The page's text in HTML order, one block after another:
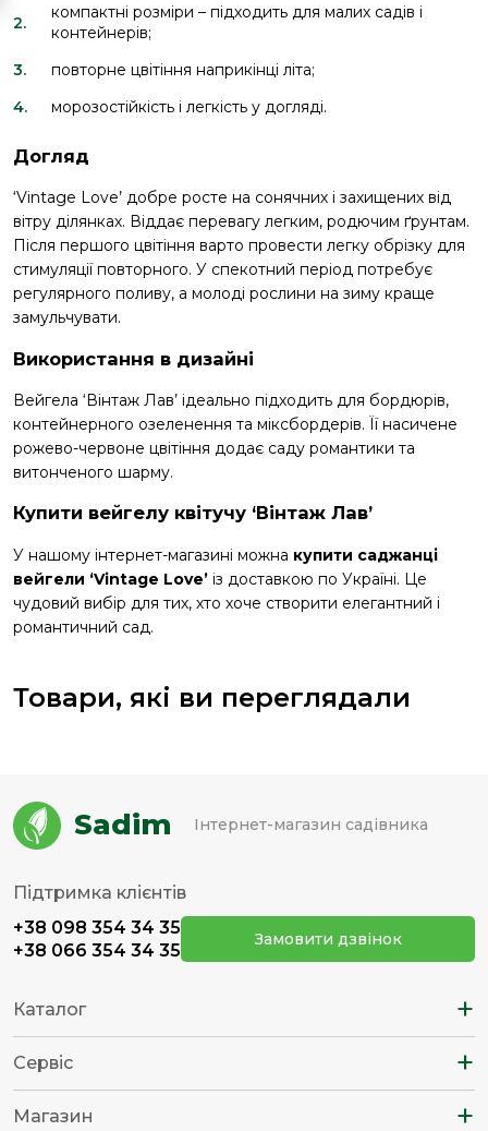
компактні розміри – підходить для малих садів і
контейнерів;
повторне цвітіння наприкінці літа;
морозостійкість і легкість у догляді.
Догляд
‘Vintage Love’ добре росте на сонячних і захищених від
вітру ділянках. Віддає перевагу легким, родючим ґрунтам.
Після першого цвітіння варто провести легку обрізку для
стимуляції повторного. У спекотний період потребує
регулярного поливу, а молоді рослини на зиму краще
замульчувати.
Використання в дизайні
Вейгела ‘Вінтаж Лав’ ідеально підходить для бордюрів,
контейнерного озеленення та міксбордерів. Її насичене
рожево-червоне цвітіння додає саду романтики та
витонченого шарму.
Купити вейгелу квітучу ‘Вінтаж Лав’
У нашому інтернет-магазині можна купити саджанці
вейгели ‘Vintage Love’ із доставкою по Україні. Це
чудовий вибір для тих, хто хоче створити елегантний і
романтичний сад.
Товари, які ви переглядали
Sadim Інтернет-магазин садівника
Підтримка клієнтів
+38 098 354 34 35
+38 066 354 34 35
Замовити дзвінок
Каталог +
Сервіс +
Магазин +